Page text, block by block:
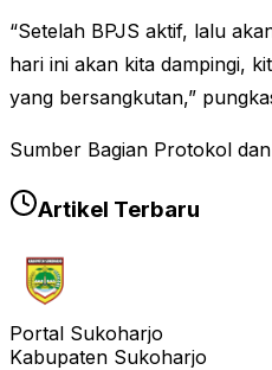
“Setelah BPJS aktif, lalu
hari ini akan kita dampingi,
yang bersangkutan,”
Sumber Bagian Protokol
Artikel Terbaru
Portal Sukoharjo
Kabupaten Sukoharjo